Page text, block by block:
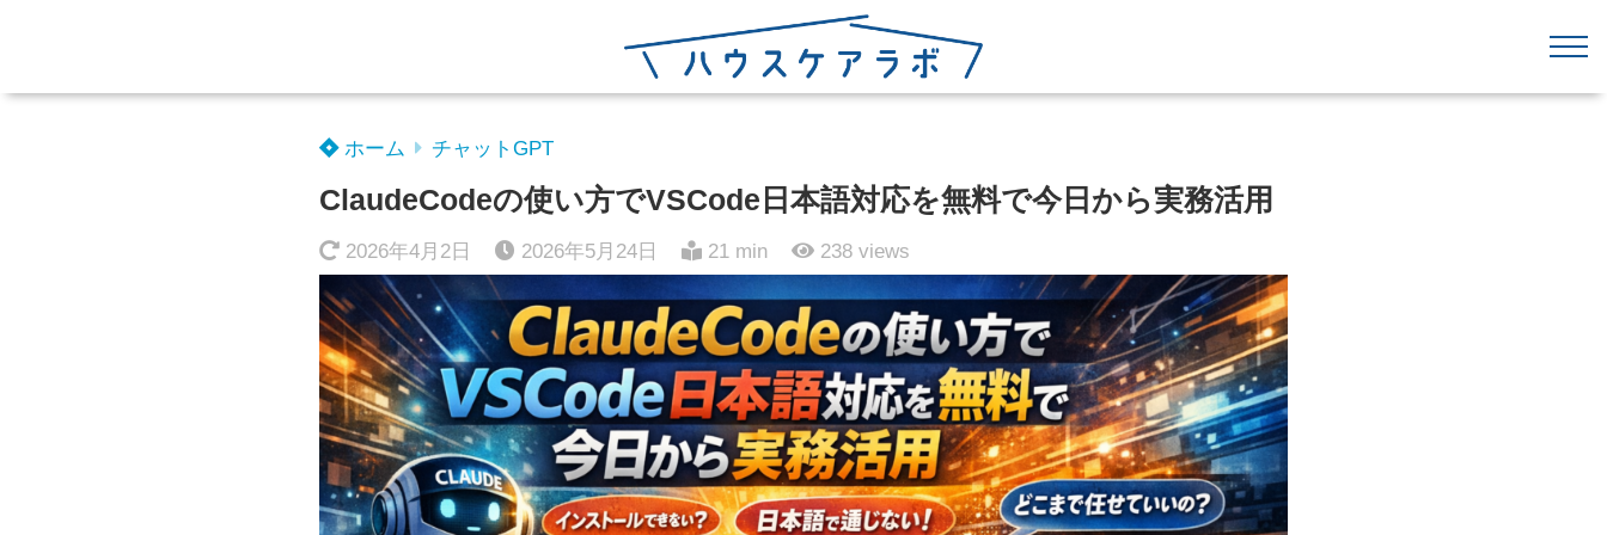
ホーム チャットGPT
ClaudeCodeの使い方でVSCode日本語対応を無料で今日から実務活用
2026年4月2日 2026年5月24日 21 min 238 views